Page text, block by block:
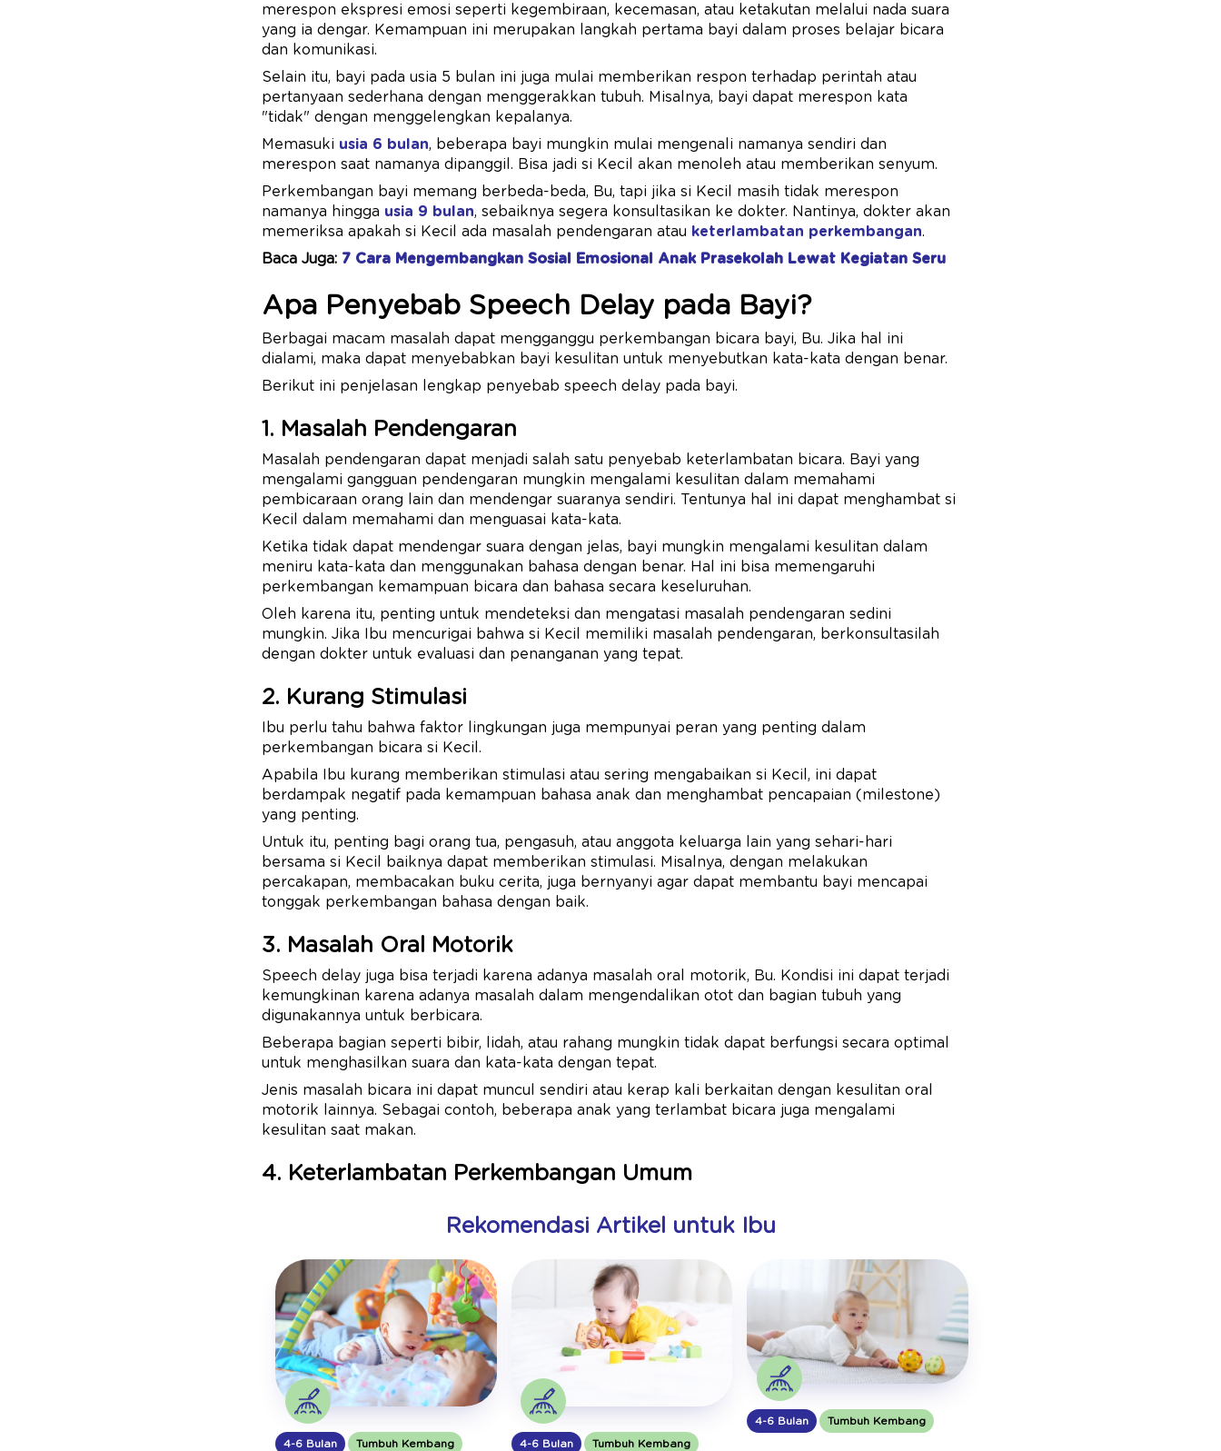
merespon ekspresi emosi seperti kegembiraan, kecemasan, atau ketakutan melalui nada suara
yang ia dengar. Kemampuan ini merupakan langkah pertama bayi dalam proses belajar bicara
dan komunikasi.
Selain itu, bayi pada usia 5 bulan ini juga mulai memberikan respon terhadap perintah atau
pertanyaan sederhana dengan menggerakkan tubuh. Misalnya, bayi dapat merespon kata
"tidak" dengan menggelengkan kepalanya.
Memasuki usia 6 bulan, beberapa bayi mungkin mulai mengenali namanya sendiri dan
merespon saat namanya dipanggil. Bisa jadi si Kecil akan menoleh atau memberikan senyum.
Perkembangan bayi memang berbeda-beda, Bu, tapi jika si Kecil masih tidak merespon
namanya hingga usia 9 bulan, sebaiknya segera konsultasikan ke dokter. Nantinya, dokter akan
memeriksa apakah si Kecil ada masalah pendengaran atau keterlambatan perkembangan.
Baca Juga: 7 Cara Mengembangkan Sosial Emosional Anak Prasekolah Lewat Kegiatan Seru
Apa Penyebab Speech Delay pada Bayi?
Berbagai macam masalah dapat mengganggu perkembangan bicara bayi, Bu. Jika hal ini
dialami, maka dapat menyebabkan bayi kesulitan untuk menyebutkan kata-kata dengan benar.
Berikut ini penjelasan lengkap penyebab speech delay pada bayi.
1. Masalah Pendengaran
Masalah pendengaran dapat menjadi salah satu penyebab keterlambatan bicara. Bayi yang
mengalami gangguan pendengaran mungkin mengalami kesulitan dalam memahami
pembicaraan orang lain dan mendengar suaranya sendiri. Tentunya hal ini dapat menghambat si
Kecil dalam memahami dan menguasai kata-kata.
Ketika tidak dapat mendengar suara dengan jelas, bayi mungkin mengalami kesulitan dalam
meniru kata-kata dan menggunakan bahasa dengan benar. Hal ini bisa memengaruhi
perkembangan kemampuan bicara dan bahasa secara keseluruhan.
Oleh karena itu, penting untuk mendeteksi dan mengatasi masalah pendengaran sedini
mungkin. Jika Ibu mencurigai bahwa si Kecil memiliki masalah pendengaran, berkonsultasilah
dengan dokter untuk evaluasi dan penanganan yang tepat.
2. Kurang Stimulasi
Ibu perlu tahu bahwa faktor lingkungan juga mempunyai peran yang penting dalam
perkembangan bicara si Kecil.
Apabila Ibu kurang memberikan stimulasi atau sering mengabaikan si Kecil, ini dapat
berdampak negatif pada kemampuan bahasa anak dan menghambat pencapaian (milestone)
yang penting.
Untuk itu, penting bagi orang tua, pengasuh, atau anggota keluarga lain yang sehari-hari
bersama si Kecil baiknya dapat memberikan stimulasi. Misalnya, dengan melakukan
percakapan, membacakan buku cerita, juga bernyanyi agar dapat membantu bayi mencapai
tonggak perkembangan bahasa dengan baik.
3. Masalah Oral Motorik
Speech delay juga bisa terjadi karena adanya masalah oral motorik, Bu. Kondisi ini dapat terjadi
kemungkinan karena adanya masalah dalam mengendalikan otot dan bagian tubuh yang
digunakannya untuk berbicara.
Beberapa bagian seperti bibir, lidah, atau rahang mungkin tidak dapat berfungsi secara optimal
untuk menghasilkan suara dan kata-kata dengan tepat.
Jenis masalah bicara ini dapat muncul sendiri atau kerap kali berkaitan dengan kesulitan oral
motorik lainnya. Sebagai contoh, beberapa anak yang terlambat bicara juga mengalami
kesulitan saat makan.
4. Keterlambatan Perkembangan Umum
Rekomendasi Artikel untuk Ibu
4-6 Bulan Tumbuh Kembang 4-6 Bulan Tumbuh Kembang
4-6 Bulan Tumbuh Kembang